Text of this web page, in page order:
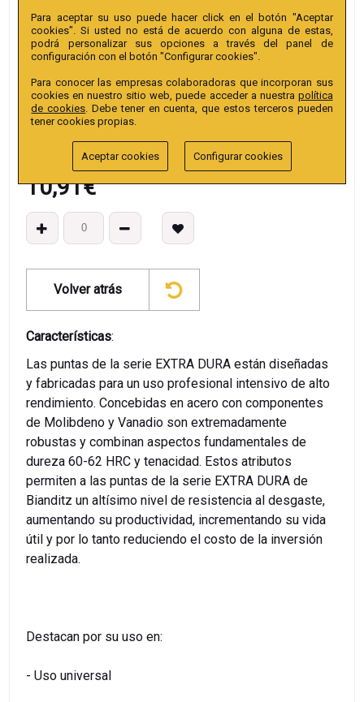
Referencia:241332
Colección:Punta PZ 32mm 5/16"" extra
EAN13:
10,91€
Volver atrás
Características:
Las puntas de la serie EXTRA DURA están diseñadas
y fabricadas para un uso profesional intensivo de alto
rendimiento. Concebidas en acero con componentes
de Molibdeno y Vanadio son extremadamente
robustas y combinan aspectos fundamentales de
dureza 60-62 HRC y tenacidad. Estos atributos
permiten a las puntas de la serie EXTRA DURA de
Bianditz un altísimo nivel de resistencia al desgaste,
aumentando su productividad, incrementando su vida
útil y por lo tanto reduciendo el costo de la inversión
realizada.
Destacan por su uso en:
- Uso universal
Para aceptar su uso puede hacer click en el botón "Aceptar
cookies". Si usted no está de acuerdo con alguna de estas,
podrá personalizar sus opciones a través del panel de
configuración con el botón "Configurar cookies".
Para conocer las empresas colaboradoras que incorporan sus
cookies en nuestro sitio web, puede acceder a nuestra política
de cookies . Debe tener en cuenta, que estos terceros pueden
tener cookies propias.
Aceptar cookies Configurar cookies